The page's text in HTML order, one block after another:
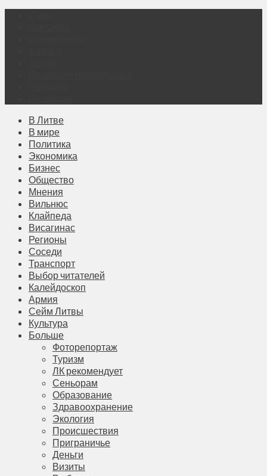
В Литве
В мире
Политика
Экономика
Бизнес
Общество
Мнения
Вильнюс
Клайпеда
Висагинас
Регионы
Соседи
Транспорт
Выбор читателей
Калейдоскоп
Армия
Сейм Литвы
Культура
Больше
Фоторепортаж
Туризм
ЛК рекомендует
Сеньорам
Образование
Здравоохранение
Экология
Происшествия
Приграничье
Деньги
Визиты